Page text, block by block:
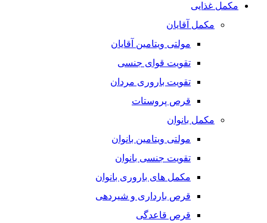
مکمل غذایی
مکمل آقایان
مولتی ویتامین آقایان
تقویت قوای جنسی
تقویت باروری مردان
قرص پروستات
مکمل بانوان
مولتی ویتامین بانوان
تقویت جنسی بانوان
مکمل های باروری بانوان
قرص بارداری و شیردهی
قرص قاعدگی